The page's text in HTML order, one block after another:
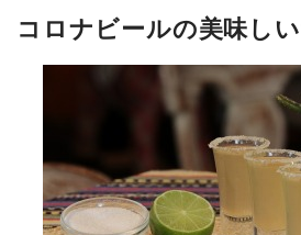
コロナビールの美味し